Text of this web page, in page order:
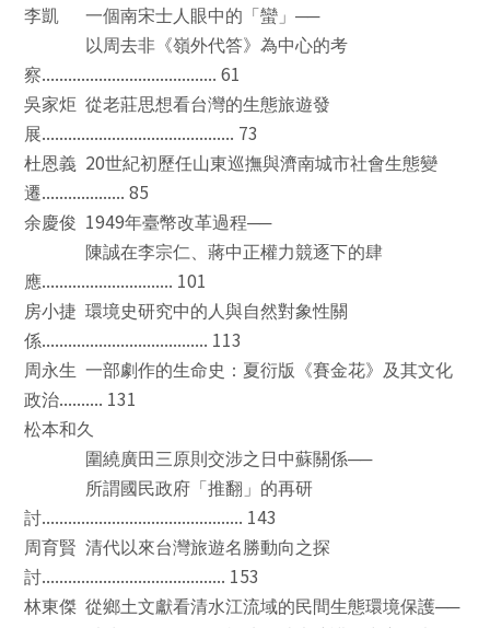
李凱 一個南宋士人眼中的「蠻」──
以周去非《嶺外代答》為中心的考
察........................................ 61
吳家炬 從老莊思想看台灣的生態旅遊發
展............................................ 73
杜恩義 20世紀初歷任山東巡撫與濟南城市社會生態變
遷................... 85
余慶俊 1949年臺幣改革過程──
陳誠在李宗仁、蔣中正權力競逐下的肆
應.............................. 101
房小捷 環境史研究中的人與自然對象性關
係...................................... 113
周永生 一部劇作的生命史：夏衍版《賽金花》及其文化
政治.......... 131
松本和久
圍繞廣田三原則交涉之日中蘇關係──
所謂國民政府「推翻」的再研
討.............................................. 143
周育賢 清代以來台灣旅遊名勝動向之探
討.......................................... 153
林東傑 從鄉土文獻看清水江流域的民間生態環境保護──